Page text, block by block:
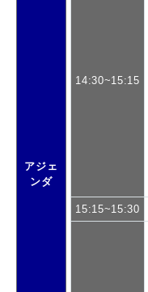
アジェ
ンダ
14:30~15:15
15:15~15:30